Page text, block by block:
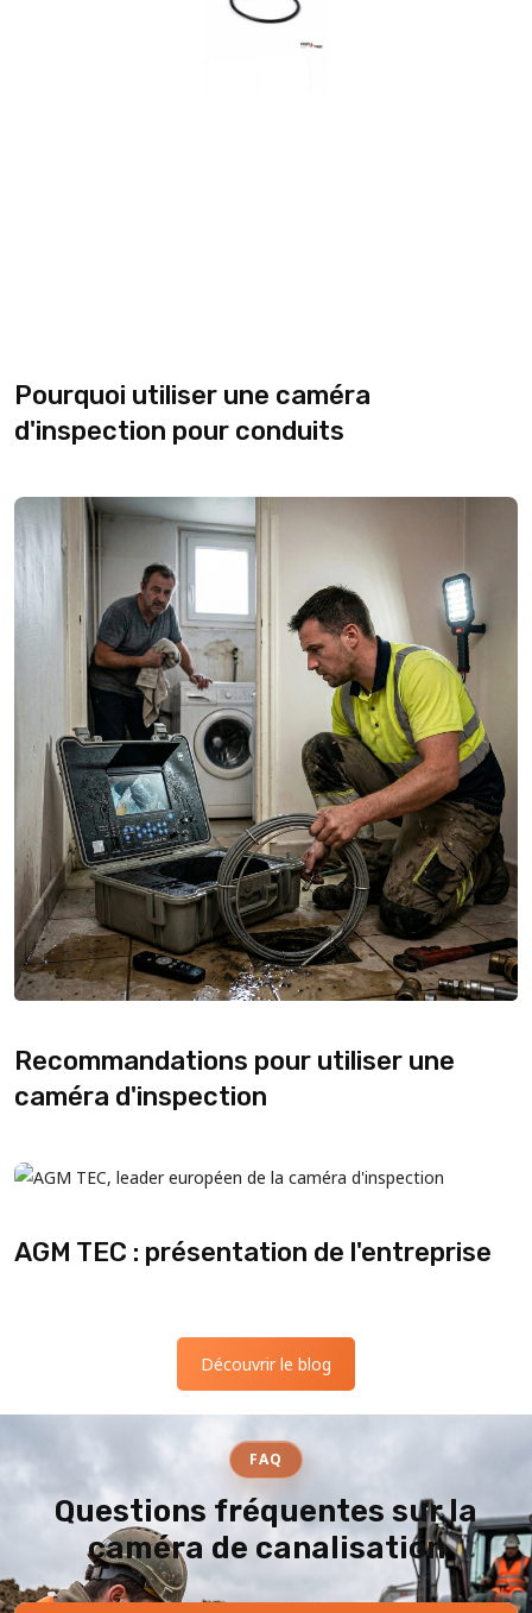
Pourquoi utiliser une caméra
d'inspection pour conduits
Recommandations pour utiliser une
caméra d'inspection
AGM TEC : présentation de l'entreprise
Découvrir le blog
FAQ
Questions fréquentes sur la
caméra de canalisation